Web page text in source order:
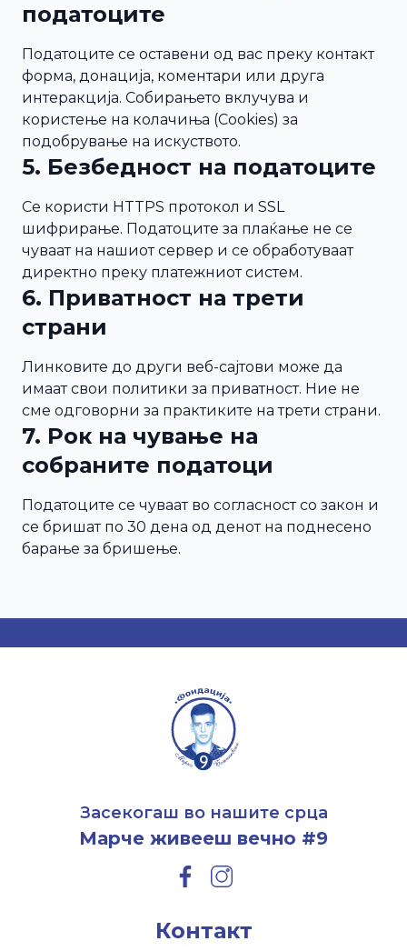
податоците
Податоците се оставени од вас преку контакт
форма, донација, коментари или друга
интеракција. Собирањето вклучува и
користење на колачиња (Cookies) за
подобрување на искуството.
5. Безбедност на податоците
Се користи HTTPS протокол и SSL
шифрирање. Податоците за плаќање не се
чуваат на нашиот сервер и се обработуваат
директно преку платежниот систем.
6. Приватност на трети
страни
Линковите до други веб-сајтови може да
имаат свои политики за приватност. Ние не
сме одговорни за практиките на трети страни.
7. Рок на чување на
собраните податоци
Податоците се чуваат во согласност со закон и
се бришат по 30 дена од денот на поднесено
барање за бришење.
Засекогаш во нашите срца
Марче живееш вечно #9
Контакт